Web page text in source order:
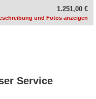
1.251,00 €
und Fotos anzeigen
Service